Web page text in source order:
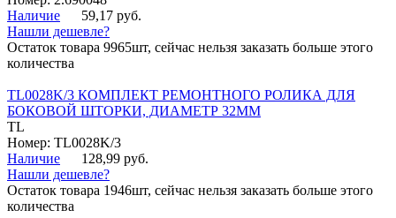
Наличие
59,17 руб.
Нашли дешевле?
Остаток товара 9965шт, сейчас нельзя заказать больше этого
количества
TL0028K/3 КОМПЛЕКТ РЕМОНТНОГО РОЛИКА ДЛЯ
БОКОВОЙ ШТОРКИ, ДИАМЕТР 32ММ
TL
Номер: TL0028K/3
Наличие
128,99 руб.
Нашли дешевле?
Остаток товара 1946шт, сейчас нельзя заказать больше этого
количества